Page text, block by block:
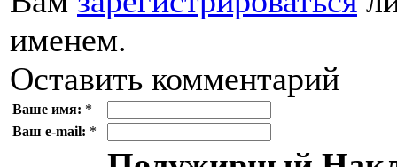
именем.
Оставить комментарий
Ваше имя: *
Ваш e-mail: *